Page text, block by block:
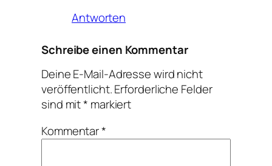
Antworten
Schreibe einen Kommentar
Deine E-Mail-Adresse wird nicht
veröffentlicht.Erforderliche Felder
sind mit* markiert
Kommentar*